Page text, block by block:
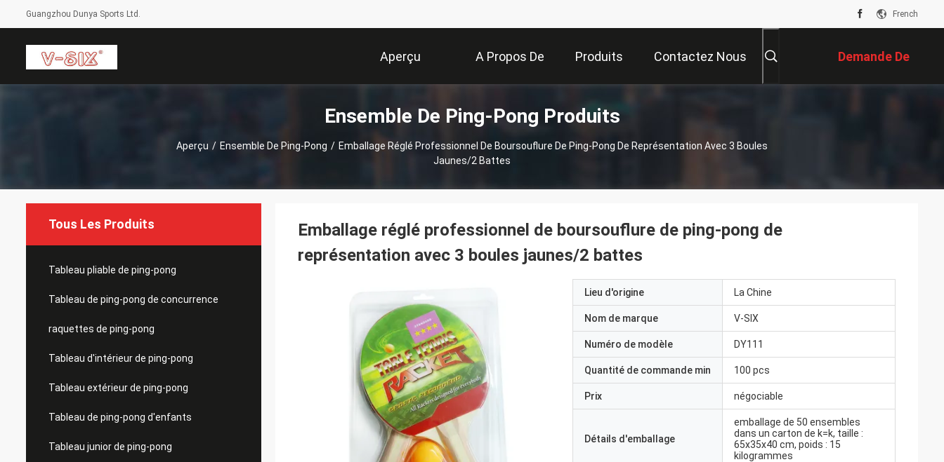
Guangzhou Dunya Sports Ltd. French
Aperçu A Propos De
Nous
Produits Contactez Nous Demande De
Soumission
Ensemble De Ping-Pong Produits
Aperçu / Ensemble De Ping-Pong / Emballage Réglé Professionnel De Boursouflure De Ping-Pong De Représentation Avec 3 Boules
Jaunes/2 Battes
Tous Les Produits
Tableau pliable de ping-pong
Tableau de ping-pong de concurrence
raquettes de ping-pong
Tableau d'intérieur de ping-pong
Tableau extérieur de ping-pong
Tableau de ping-pong d'enfants
Tableau junior de ping-pong
Emballage réglé professionnel de boursouflure de ping-pong de
représentation avec 3 boules jaunes/2 battes
Lieu d'origine La Chine
Nom de marque V-SIX
Numéro de modèle DY111
Quantité de commande min 100 pcs
Prix négociable
Détails d'emballage
emballage de 50 ensembles
dans un carton de k=k, taille :
65x35x40 cm, poids : 15
kilogrammes